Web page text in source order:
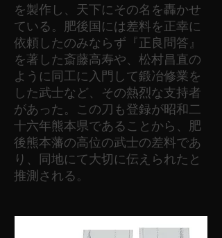
を製作し、天下にその名を轟かせ
ている。肥後国には差料を正幸に
依頼したのみならず『正良問答』
を著した斎藤高寿や、松村昌直の
ように同工に入門して鍛冶修業を
した武士など、その熱烈な支持者
があった。この刀も登録が昭和二
十六年熊本県であることから、肥
後熊本藩の高位の武士の差料であ
り、同地にて大切に伝えられたと
推測される。